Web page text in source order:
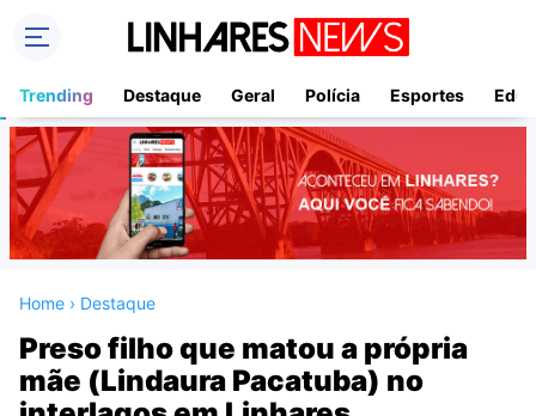
Trending Destaque Geral Polícia Esportes
Home › Destaque
Preso filho que matou a própria
mãe (Lindaura Pacatuba) no